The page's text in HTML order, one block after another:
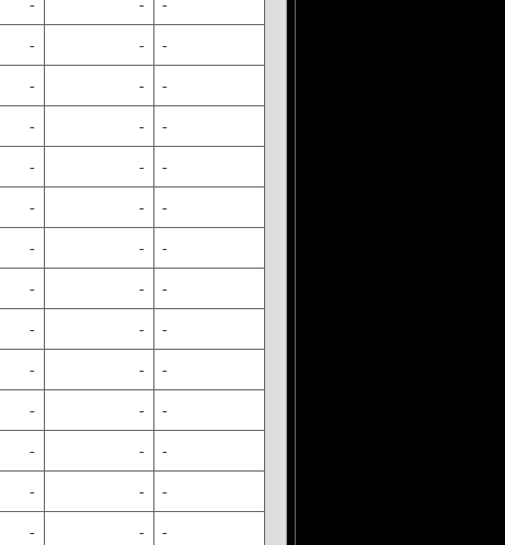
- - -
- - -
- - -
- - -
- - -
- - -
- - -
- - -
- - -
- - -
- - -
- - -
- - -
- - -